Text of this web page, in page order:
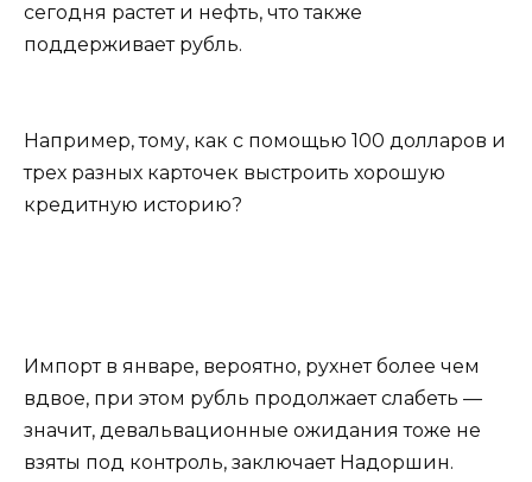
сегодня растет и нефть, что также
поддерживает рубль.
Например, тому, как с помощью 100 долларов и
трех разных карточек выстроить хорошую
кредитную историю?
Импорт в январе, вероятно, рухнет более чем
вдвое, при этом рубль продолжает слабеть —
значит, девальвационные ожидания тоже не
взяты под контроль, заключает Надоршин.